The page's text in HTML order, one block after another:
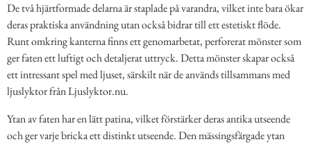
De två hjärtformade delarna är staplade på varandra, vilket inte bara ökar
deras praktiska användning utan också bidrar till ett estetiskt flöde.
Runt omkring kanterna finns ett genomarbetat, perforerat mönster som
ger faten ett luftigt och detaljerat uttryck. Detta mönster skapar också
ett intressant spel med ljuset, särskilt när de används tillsammans med
ljuslyktor från Ljuslyktor.nu.
Ytan av faten har en lätt patina, vilket förstärker deras antika utseende
och ger varje bricka ett distinkt utseende. Den mässingsfärgade ytan